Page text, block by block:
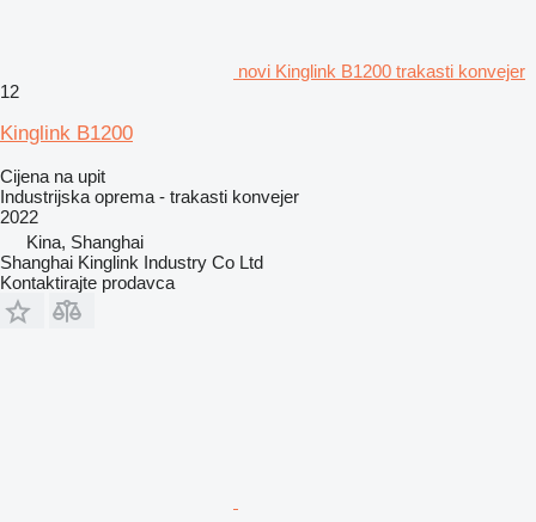
novi Kinglink B1200 trakasti konvejer
12
Kinglink B1200
Cijena na upit
Industrijska oprema - trakasti konvejer
2022
Kina, Shanghai
Shanghai Kinglink Industry Co Ltd
Kontaktirajte prodavca